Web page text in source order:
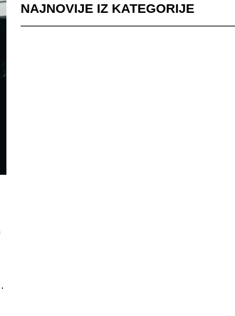
NAJNOVIJE IZ KATEGORIJE